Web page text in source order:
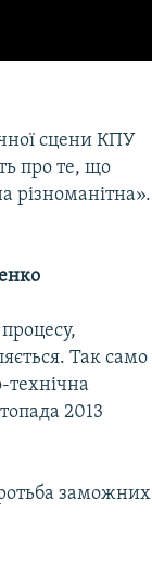
сцени КПУ
про те, що
різноманітна».
Так само
технічна
2013
заможних